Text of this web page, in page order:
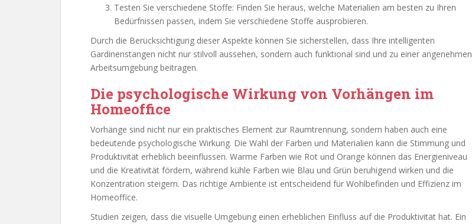
Testen Sie verschiedene Stoffe: Finden Sie heraus, welche Materialien am besten zu Ihren
Bedürfnissen passen, indem Sie verschiedene Stoffe ausprobieren.
Durch die Berücksichtigung dieser Aspekte können Sie sicherstellen, dass Ihre intelligenten
Gardinenstangen nicht nur stilvoll aussehen, sondern auch funktional sind und zu einer angenehmen
Arbeitsumgebung beitragen.
Die psychologische Wirkung von Vorhängen im
Homeoffice
Vorhänge sind nicht nur ein praktisches Element zur Raumtrennung, sondern haben auch eine
bedeutende psychologische Wirkung. Die Wahl der Farben und Materialien kann die Stimmung und
Produktivität erheblich beeinflussen. Warme Farben wie Rot und Orange können das Energieniveau
und die Kreativität fördern, während kühle Farben wie Blau und Grün beruhigend wirken und die
Konzentration steigern. Das richtige Ambiente ist entscheidend für Wohlbefinden und Effizienz im
Homeoffice.
Studien zeigen, dass die visuelle Umgebung einen erheblichen Einfluss auf die Produktivität hat. Ein